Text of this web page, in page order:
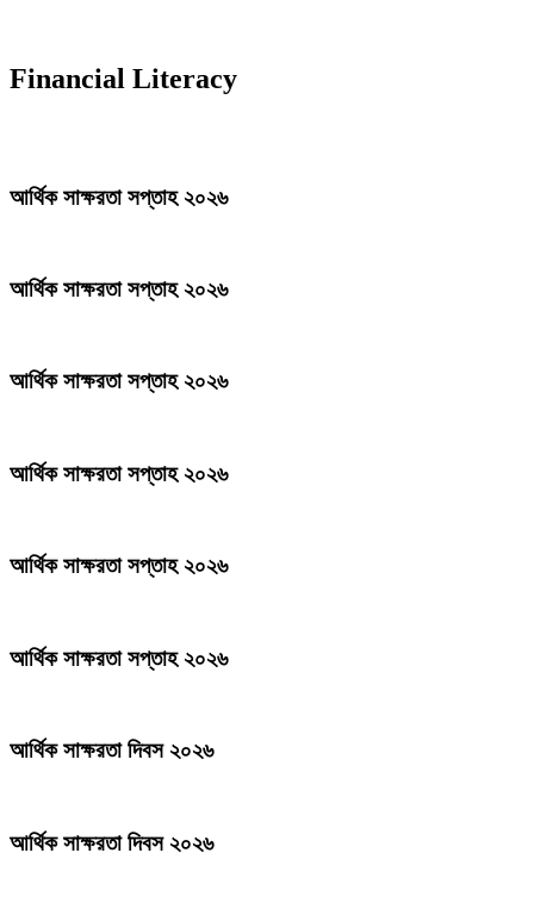
Financial Literacy
আর্থিক সাক্ষরতা সপ্তাহ ২০২৬
আর্থিক সাক্ষরতা সপ্তাহ ২০২৬
আর্থিক সাক্ষরতা সপ্তাহ ২০২৬
আর্থিক সাক্ষরতা সপ্তাহ ২০২৬
আর্থিক সাক্ষরতা সপ্তাহ ২০২৬
আর্থিক সাক্ষরতা সপ্তাহ ২০২৬
আর্থিক সাক্ষরতা দিবস ২০২৬
আর্থিক সাক্ষরতা দিবস ২০২৬